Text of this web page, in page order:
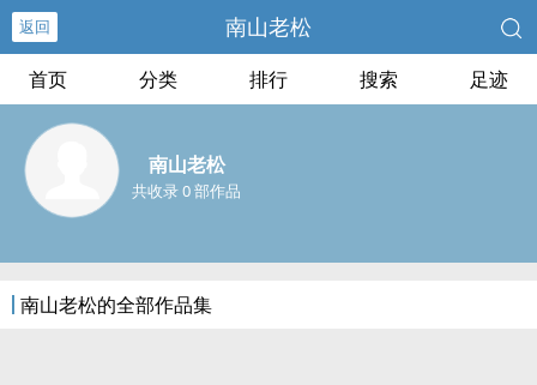
返回 南山老松
首页 分类 排行 搜索 足迹
南山老松
共收录 0 部作品
南山老松的全部作品集